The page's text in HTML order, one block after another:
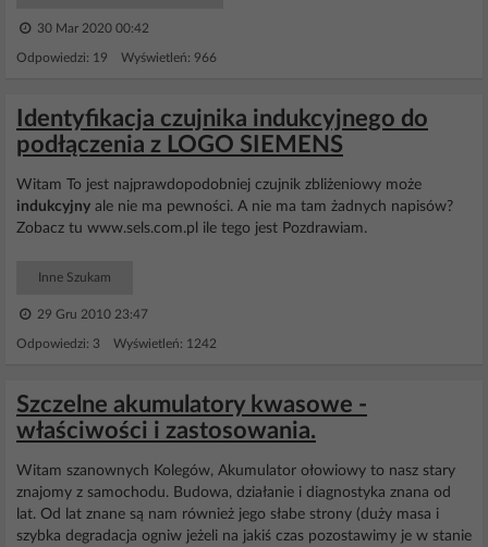
30 Mar 2020 00:42
Odpowiedzi: 19 Wyświetleń: 966
Identyfikacja czujnika indukcyjnego do
podłączenia z LOGO SIEMENS
Witam To jest najprawdopodobniej czujnik zbliżeniowy może
indukcyjny ale nie ma pewności. A nie ma tam żadnych napisów?
Zobacz tu www.sels.com.pl ile tego jest Pozdrawiam.
Inne Szukam
29 Gru 2010 23:47
Odpowiedzi: 3 Wyświetleń: 1242
Szczelne akumulatory kwasowe -
właściwości i zastosowania.
Witam szanownych Kolegów, Akumulator ołowiowy to nasz stary
znajomy z samochodu. Budowa, działanie i diagnostyka znana od
lat. Od lat znane są nam również jego słabe strony (duży masa i
szybka degradacja ogniw jeżeli na jakiś czas pozostawimy je w stanie